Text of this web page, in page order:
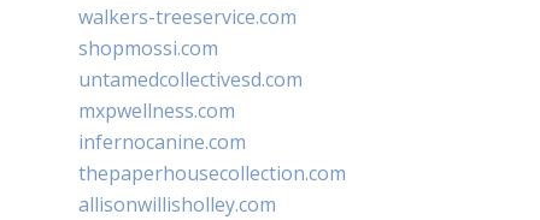
walkers-treeservice.com
shopmossi.com
untamedcollectivesd.com
mxpwellness.com
infernocanine.com
thepaperhousecollection.com
allisonwillisholley.com